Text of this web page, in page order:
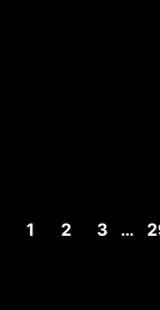
1 2 3 …